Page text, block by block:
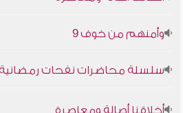
وأمنهم من خوف 9
سلسلة محاضرات نفحات رمضانية 1444هـ
أخلاقنا أصالة ومعاصرة